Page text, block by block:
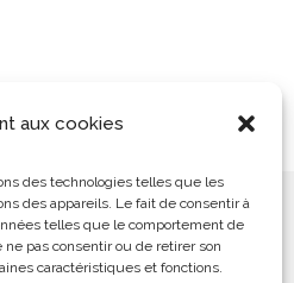
aux cookies
des technologies telles que les
des appareils. Le fait de consentir à
telles que le comportement de
pas consentir ou de retirer son
caractéristiques et fonctions.